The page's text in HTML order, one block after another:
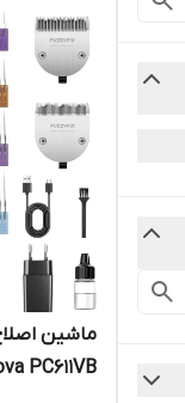
ماشین